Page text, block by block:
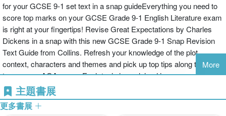
for your GCSE 9-1 set text in a snap guideEverything you need to
score top marks on your GCSE Grade 9-1 English Literature exam
is right at your fingertips! Revise Great Expectations by Charles
Dickens in a snap with this new GCSE Grade 9-1 Snap Revision
Text Guide from Collins. Refresh your knowledge of the plot,
context, characters and themes and pick up top tips along the way
to ace your AQA exam. Each topic is explained in an easy-to-read
format so you can get straight to the point. Then, put your skills to
the test with plenty of practice questions included in every section.
The Snap Text Guides are packed with every quote and extract
More
主題書展
更多書展